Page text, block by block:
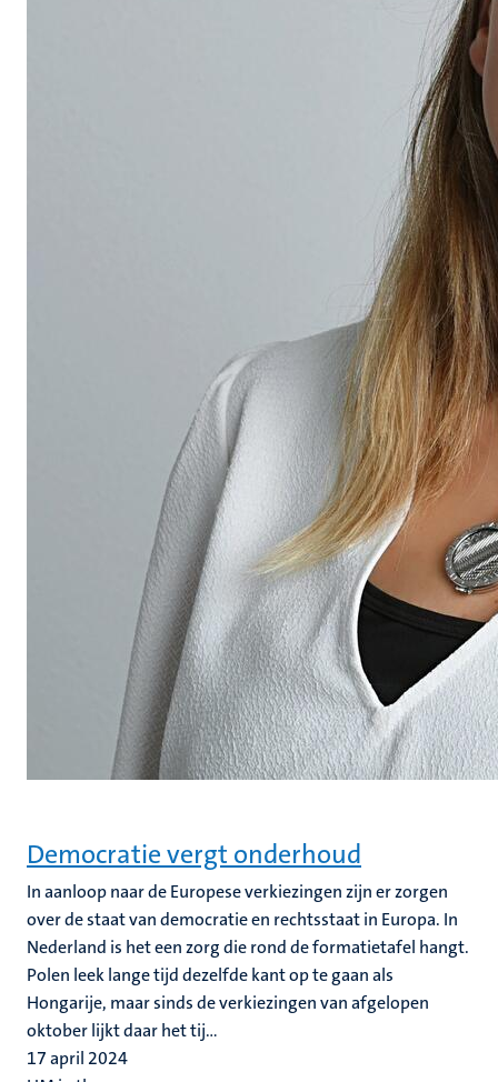
Democratie vergt onderhoud
In aanloop naar de Europese verkiezingen zijn er zorgen
over de staat van democratie en rechtsstaat in Europa. In
Nederland is het een zorg die rond de formatietafel hangt.
Polen leek lange tijd dezelfde kant op te gaan als
Hongarije, maar sinds de verkiezingen van afgelopen
oktober lijkt daar het tij...
17 april 2024